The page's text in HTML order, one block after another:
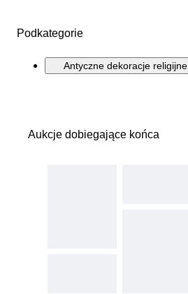
Podkategorie
Antyczne dekoracje religijne
Aukcje dobiegające końca